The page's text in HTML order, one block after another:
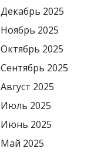
Декабрь 2025
Ноябрь 2025
Октябрь 2025
Сентябрь 2025
Август 2025
Июль 2025
Июнь 2025
Май 2025